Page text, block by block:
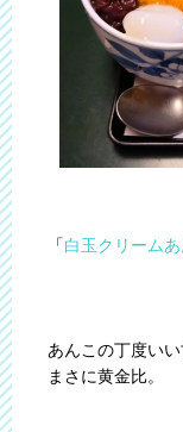
「白玉クリーム
あんこの丁度い
まさに黄金比。